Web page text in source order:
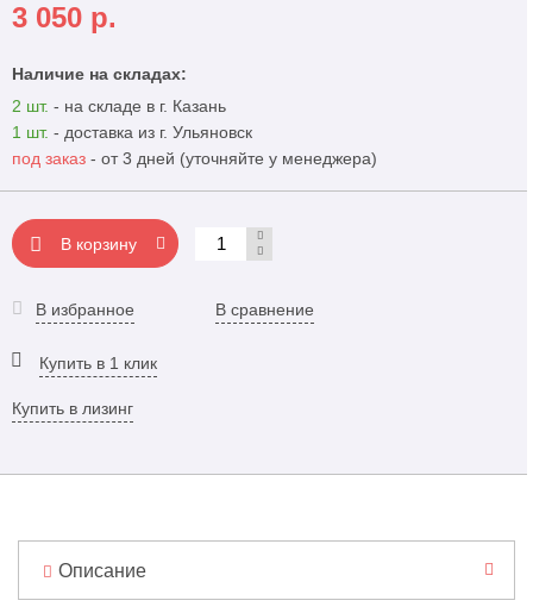
3 050 р.
Наличие на складах:
2 шт. - на складе в г. Казань
1 шт. - доставка из г. Ульяновск
под заказ - от 3 дней (уточняйте у менеджера)
В корзину
В избранное В сравнение
Купить в 1 клик
Купить в лизинг
Описание